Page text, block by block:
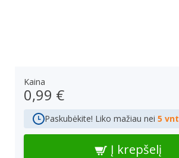
Kaina
0,99 €
Paskubėkite! Liko mažiau nei 5 vnt
Į krepšelį